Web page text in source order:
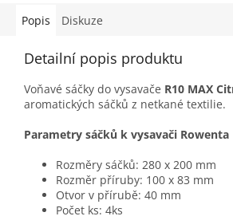
Popis Diskuze
Detailní popis produktu
Voňavé sáčky do vysavače R10 MAX
aromatických sáčků z netkané textilie.
Parametry sáčků k vysavači Rowenta
Rozměry sáčků: 280 x 200 mm
Rozměr příruby: 100 x 83 mm
Otvor v přírubě: 40 mm
Počet ks: 4ks